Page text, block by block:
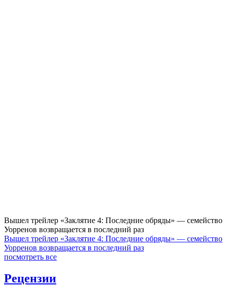
Вышел трейлер «Заклятие 4: Последние обряды» — семейство
Уорренов возвращается в последний раз
Вышел трейлер «Заклятие 4: Последние обряды» — семейство
Уорренов возвращается в последний раз
посмотреть все
Рецензии